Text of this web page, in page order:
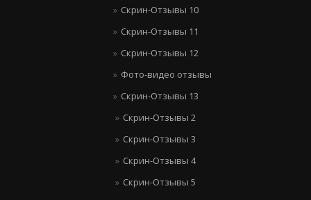
Скрин-Отзывы 10
Скрин-Отзывы 11
Скрин-Отзывы 12
Фото-видео отзывы
Скрин-Отзывы 13
Скрин-Отзывы 2
Скрин-Отзывы 3
Скрин-Отзывы 4
Скрин-Отзывы 5